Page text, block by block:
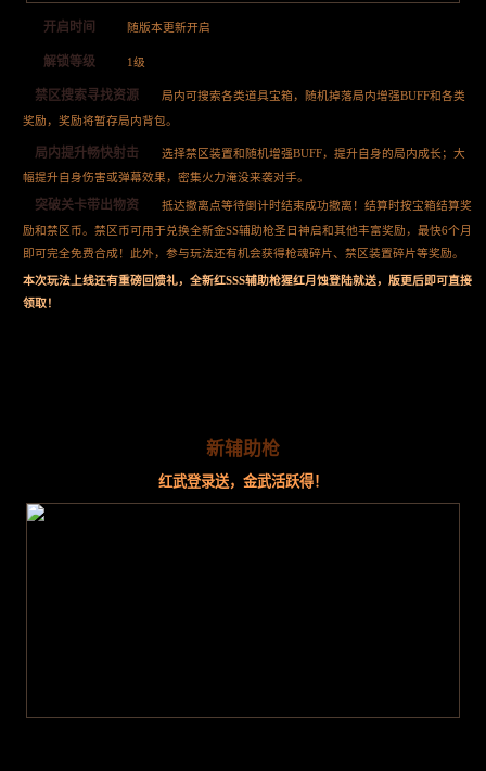
开启时间 随版本更新开启
解锁等级 1级
禁区搜索寻找资源
局内可搜索各类道具宝箱，随机掉落局内增强BUFF和各类
奖励，奖励将暂存局内背包。
局内提升畅快射击
选择禁区装置和随机增强BUFF，提升自身的局内成长；大
幅提升自身伤害或弹幕效果，密集火力淹没来袭对手。
突破关卡带出物资
抵达撤离点等待倒计时结束成功撤离！结算时按宝箱结算奖
励和禁区币。禁区币可用于兑换全新金SS辅助枪圣日神启和其他丰富奖励，最快6个月
即可完全免费合成！此外，参与玩法还有机会获得枪魂碎片、禁区装置碎片等奖励。
本次玩法上线还有重磅回馈礼，全新红SSS辅助枪猩红月蚀登陆就送，版更后即可直接
领取！
新辅助枪
红武登录送，金武活跃得！